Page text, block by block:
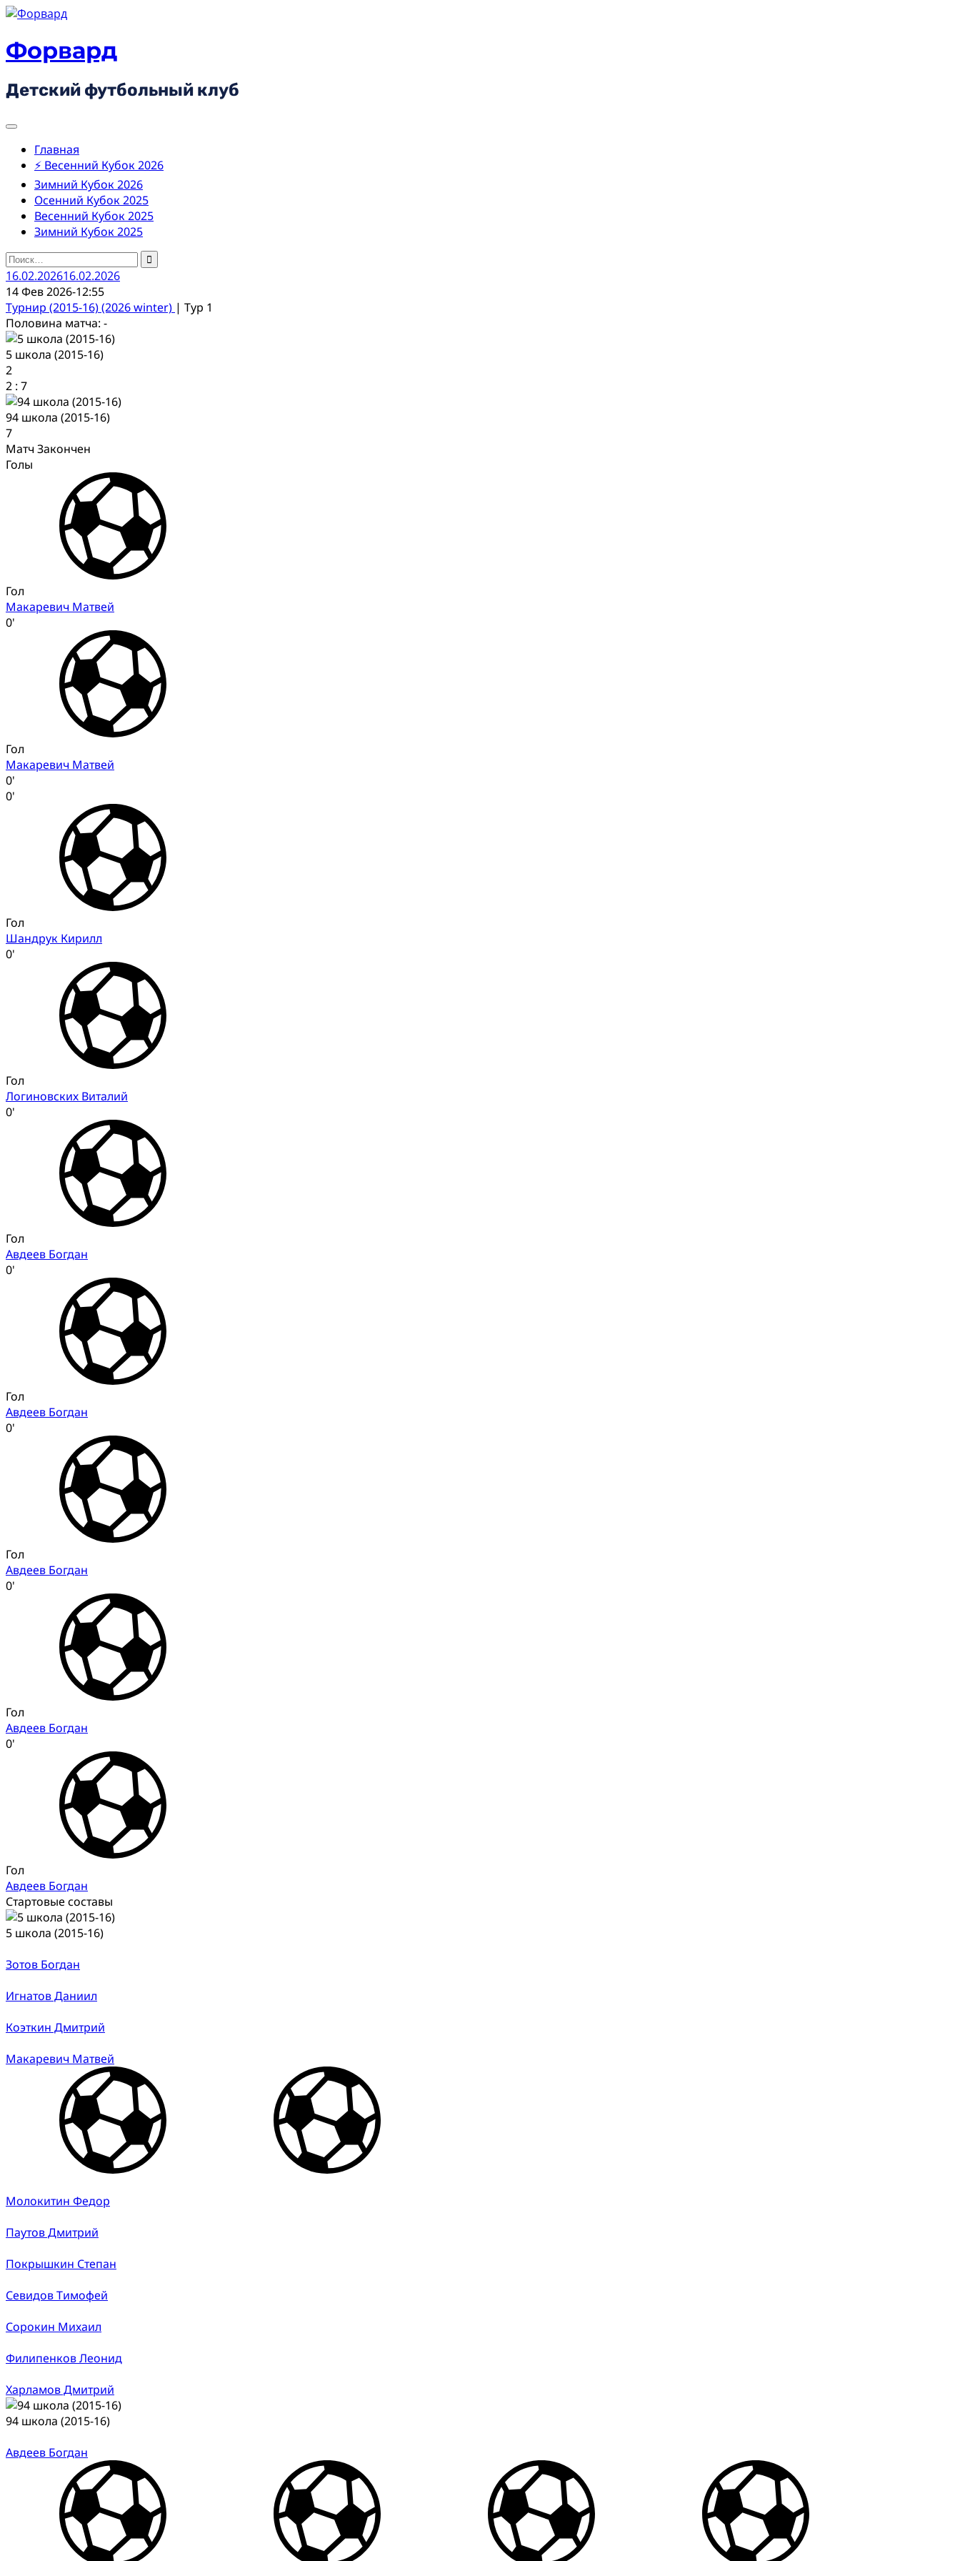
Skip
content
Форвард
Детский футбольный клуб
Главная
⚡ Весенний Кубок 2026
Зимний Кубок 2026
Осенний Кубок 2025
Весенний Кубок 2025
Зимний Кубок 2025
Найти:
16.02.202616.02.2026
14 Фев 2026-12:55
Турнир (2015-16) (2026 winter) | Тур 1
Половина матча: -
5 школа (2015-16)
2
2 : 7
94 школа (2015-16)
7
Матч Закончен
Голы
Гол
Макаревич Матвей
0'
Гол
Макаревич Матвей
0'
0'
Гол
Шандрук Кирилл
0'
Гол
Логиновских Виталий
0'
Гол
Авдеев Богдан
0'
Гол
Авдеев Богдан
0'
Гол
Авдеев Богдан
0'
Гол
Авдеев Богдан
0'
Гол
Авдеев Богдан
Стартовые составы
5 школа (2015-16)
Зотов Богдан
Игнатов Даниил
Коэткин Дмитрий
Макаревич Матвей
Молокитин Федор
Паутов Дмитрий
Покрышкин Степан
Севидов Тимофей
Сорокин Михаил
Филипенков Леонид
Харламов Дмитрий
94 школа (2015-16)
Авдеев Богдан